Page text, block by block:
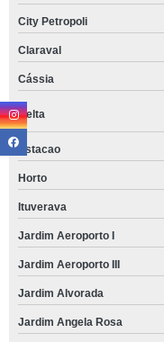
City Petropoli
Claraval
Cássia
Delta
Estacao
Horto
Ituverava
Jardim Aeroporto I
Jardim Aeroporto III
Jardim Alvorada
Jardim Angela Rosa